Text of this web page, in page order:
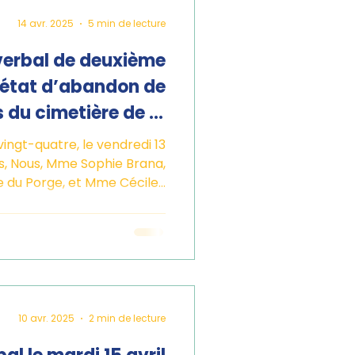
de deuxième
d’abandon de
du cimetière de la
du Porge (33680)
quatre, le vendredi 13
Nous, Mme Sophie Brana,
Porge, et Mme Cécile...
14 avr. 2025 5 min de lecture
10 avr. 2025 2 min de lecture